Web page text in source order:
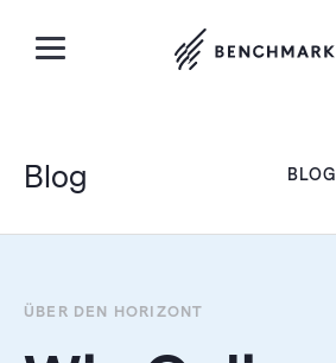
Blog
ÜBER DEN HORIZONT